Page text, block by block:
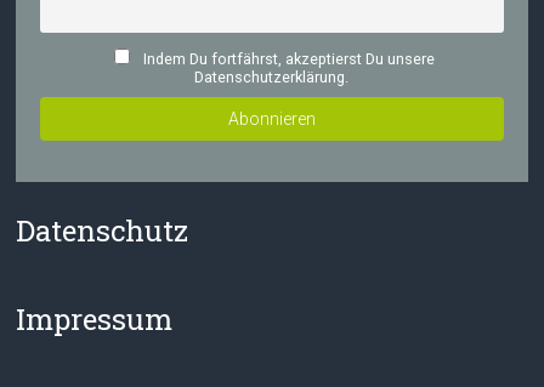
Indem Du fortfährst, akzeptierst Du unsere
Datenschutzerklärung.
Datenschutz
Impressum